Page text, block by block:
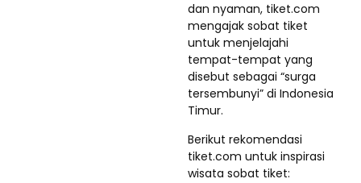
dan nyaman, tiket.com
mengajak sobat tiket
untuk menjelajahi
tempat-tempat yang
disebut sebagai “surga
tersembunyi” di Indonesia
Timur.
Berikut rekomendasi
tiket.com untuk inspirasi
wisata sobat tiket: